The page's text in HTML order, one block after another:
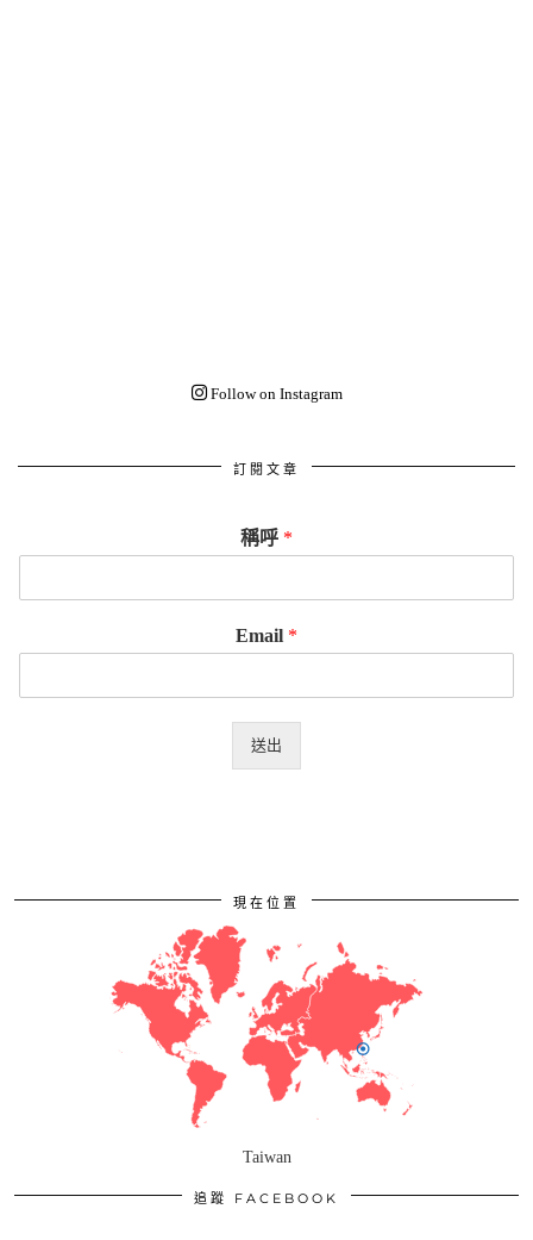
Follow on Instagram
訂閱文章
稱呼 *
Email *
送出
現在位置
Taiwan
追蹤 FACEBOOK